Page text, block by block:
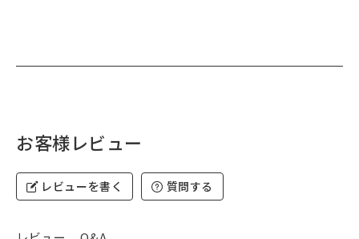
お客様レビュー
レビューを書く 質問する